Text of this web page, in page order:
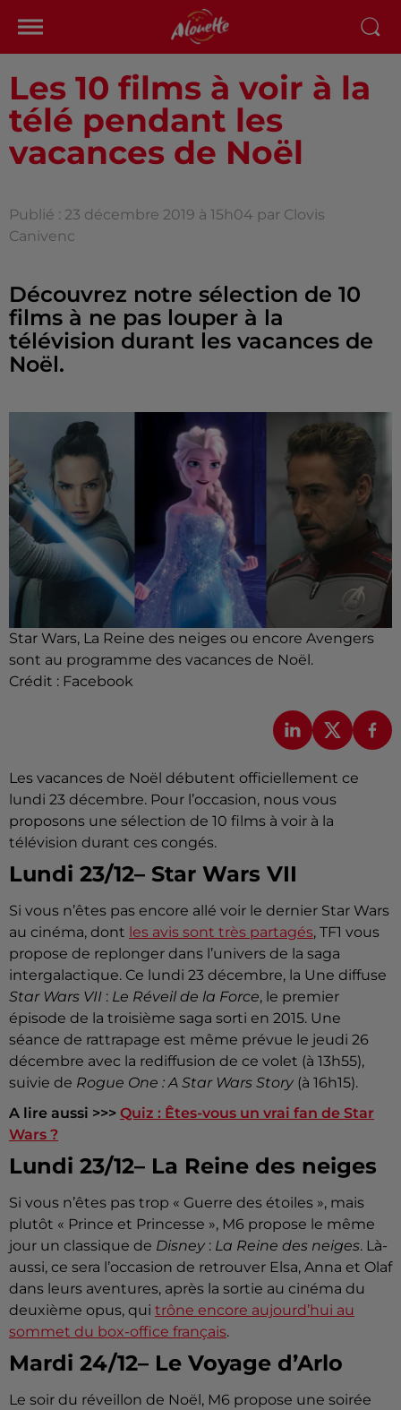
Les 10 films à voir à la
télé pendant les
vacances de Noël
Publié : 23 décembre 2019 à 15h04 par Clovis
Canivenc
Découvrez notre sélection de 10
films à ne pas louper à la
télévision durant les vacances de
Noël.
Star Wars, La Reine des neiges ou encore Avengers
sont au programme des vacances de Noël.
Crédit : Facebook
Les vacances de Noël débutent officiellement ce
lundi 23 décembre. Pour l’occasion, nous vous
proposons une sélection de 10 films à voir à la
télévision durant ces congés.
Lundi 23/12– Star Wars VII
Si vous n’êtes pas encore allé voir le dernier Star Wars
au cinéma, dont les avis sont très partagés, TF1 vous
propose de replonger dans l’univers de la saga
intergalactique. Ce lundi 23 décembre, la Une diffuse
Star Wars VII : Le Réveil de la Force, le premier
épisode de la troisième saga sorti en 2015. Une
séance de rattrapage est même prévue le jeudi 26
décembre avec la rediffusion de ce volet (à 13h55),
suivie de Rogue One : A Star Wars Story (à 16h15).
A lire aussi >>> Quiz : Êtes-vous un vrai fan de Star
Wars ?
Lundi 23/12– La Reine des neiges
Si vous n’êtes pas trop « Guerre des étoiles », mais
plutôt « Prince et Princesse », M6 propose le même
jour un classique de Disney : La Reine des neiges. Là-
aussi, ce sera l’occasion de retrouver Elsa, Anna et Olaf
dans leurs aventures, après la sortie au cinéma du
deuxième opus, qui trône encore aujourd’hui au
sommet du box-office français.
Mardi 24/12– Le Voyage d’Arlo
Le soir du réveillon de Noël, M6 propose une soirée